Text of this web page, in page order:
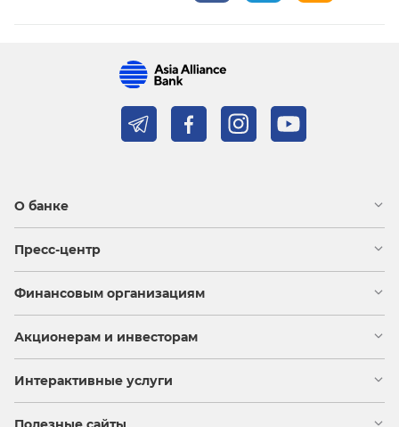
О банке
Пресс-центр
Финансовым организациям
Акционерам и инвесторам
Интерактивные услуги